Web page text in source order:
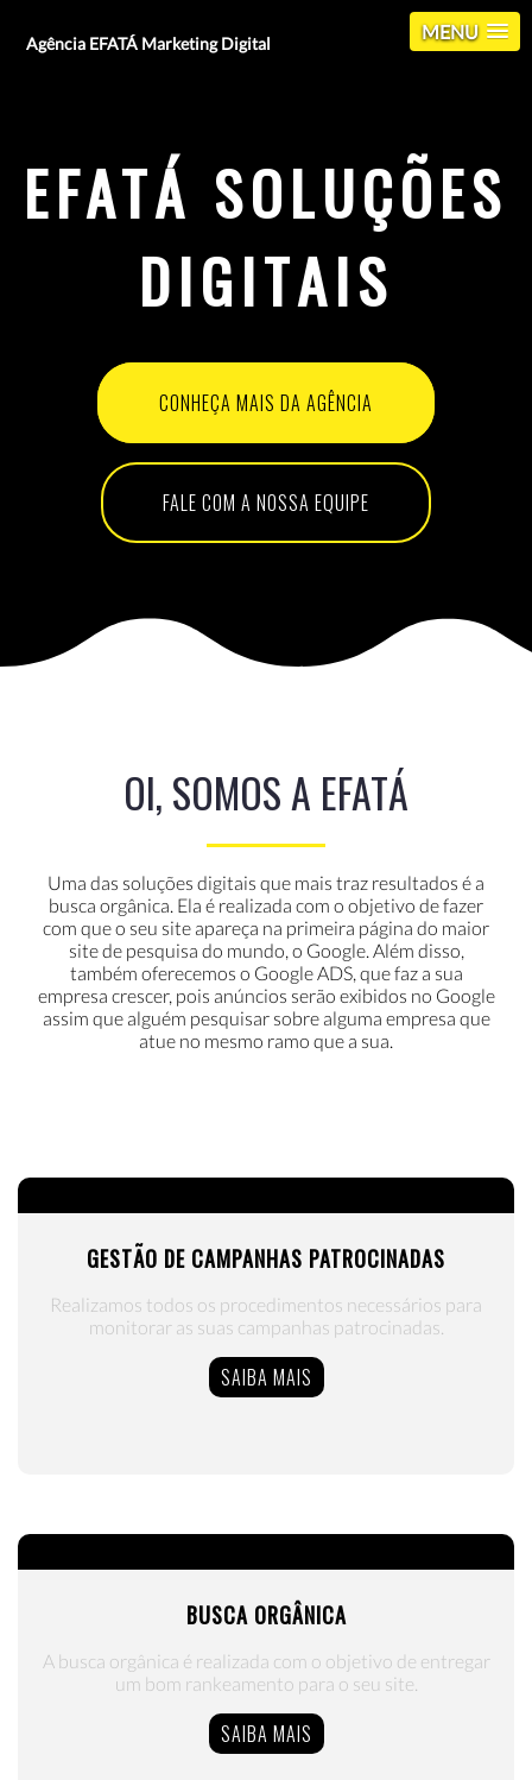
Agência EFATÁ Marketing Digital
MENU
EFATÁ SOLUÇÕES
DIGITAIS
CONHEÇA MAIS DA AGÊNCIA
FALE COM A NOSSA EQUIPE
OI, SOMOS A EFATÁ
Uma das soluções digitais que mais traz resultados é a
busca orgânica. Ela é realizada com o objetivo de fazer
com que o seu site apareça na primeira página do maior
site de pesquisa do mundo, o Google. Além disso,
também oferecemos o Google ADS, que faz a sua
empresa crescer, pois anúncios serão exibidos no Google
assim que alguém pesquisar sobre alguma empresa que
atue no mesmo ramo que a sua.
GESTÃO DE CAMPANHAS PATROCINADAS
Realizamos todos os procedimentos necessários para
monitorar as suas campanhas patrocinadas.
SAIBA MAIS
BUSCA ORGÂNICA
A busca orgânica é realizada com o objetivo de entregar
um bom rankeamento para o seu site.
SAIBA MAIS